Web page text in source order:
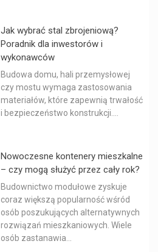
Jak wybrać stal zbrojeniową?
Poradnik dla inwestorów i
wykonawców
Budowa domu, hali przemysłowej
czy mostu wymaga zastosowania
materiałów, które zapewnią trwałość
i bezpieczeństwo konstrukcji....
Nowoczesne kontenery mieszkalne
– czy mogą służyć przez cały rok?
Budownictwo modułowe zyskuje
coraz większą popularność wśród
osób poszukujących alternatywnych
rozwiązań mieszkaniowych. Wiele
osób zastanawia...